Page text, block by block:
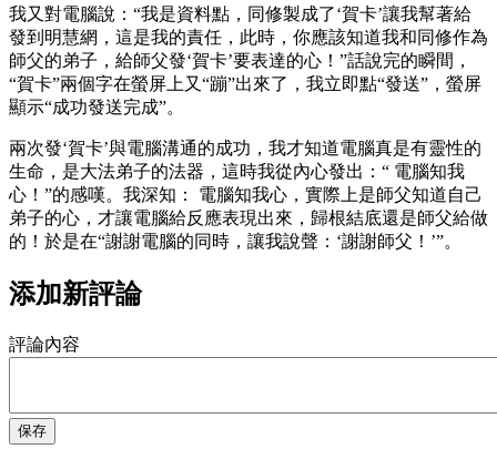
我又對電腦說：“我是資料點，同修製成了‘賀卡’讓我幫著給
發到明慧網，這是我的責任，此時，你應該知道我和同修作為
師父的弟子，給師父發‘賀卡’要表達的心！”話說完的瞬間，
“賀卡”兩個字在螢屏上又“蹦”出來了，我立即點“發送”，螢屏
顯示“成功發送完成”。
兩次發‘賀卡’與電腦溝通的成功，我才知道電腦真是有靈性的
生命，是大法弟子的法器，這時我從內心發出：“ 電腦知我
心！”的感嘆。我深知： 電腦知我心，實際上是師父知道自己
弟子的心，才讓電腦給反應表現出來，歸根結底還是師父給做
的！於是在“謝謝電腦的同時，讓我說聲：‘謝謝師父！’”。
添加新評論
評論內容
保存